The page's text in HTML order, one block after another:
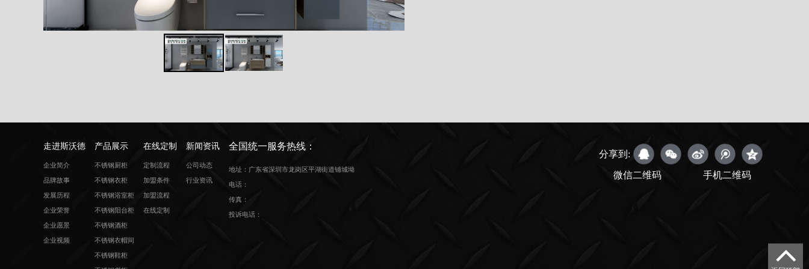
走进斯沃德
企业简介
品牌故事
发展历程
企业荣誉
企业愿景
企业视频
产品展示
不锈钢厨柜
不锈钢衣柜
不锈钢浴室柜
不锈钢阳台柜
不锈钢酒柜
不锈钢衣帽间
不锈钢鞋柜
在线定制
定制流程
加盟条件
加盟流程
在线定制
新闻资讯
公司动态
行业资讯
全国统一服务热线：
地址：广东省深圳市龙岗区平湖街道铺城坳
电话：
传真：
投诉电话：
分享到:
微信二维码 手机二维码